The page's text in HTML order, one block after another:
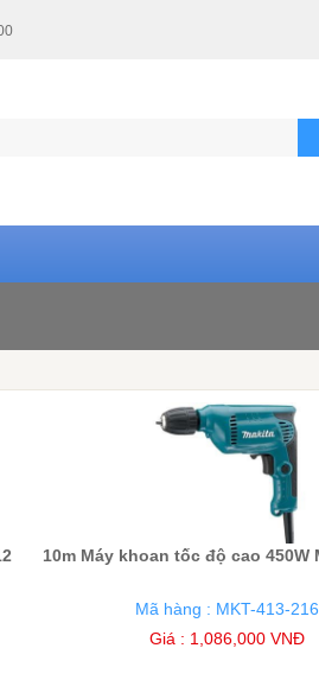
5 triệu - 10 triệu
10m Máy khoan tốc độ cao 450W
Mã hàng : MKT-413-216
Giá : 1,086,000 VNĐ